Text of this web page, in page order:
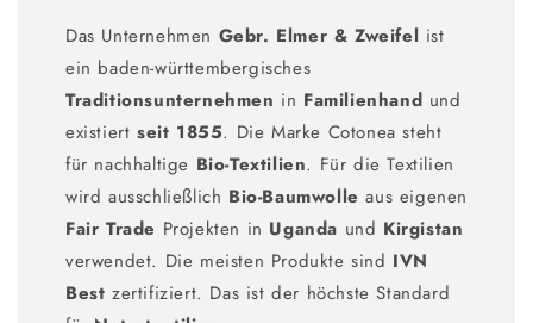
Das Unternehmen Gebr. Elmer & Zweifel ist
ein baden-württembergisches
Traditionsunternehmen in Familienhand und
existiert seit 1855. Die Marke Cotonea steht
für nachhaltige Bio-Textilien. Für die Textilien
wird ausschließlich Bio-Baumwolle aus eigenen
Fair Trade Projekten in Uganda und Kirgistan
verwendet. Die meisten Produkte sind IVN
Best zertifiziert. Das ist der höchste Standard